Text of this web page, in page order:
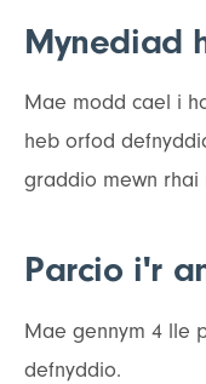
Mynediad
Mae modd cael i
heb orfod
graddio mewn rhai
Parcio i'r
Mae gennym 4 lle
defnyddio.